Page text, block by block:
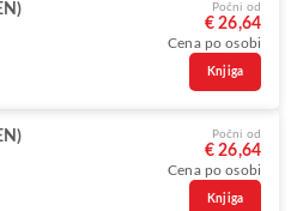
Počni od
€ 26,64
Cena po osobi
Knjiga
Počni od
€ 26,64
Cena po osobi
Knjiga